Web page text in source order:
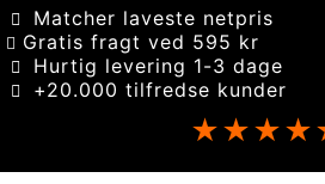
Matcher laveste netpris
Gratis fragt ved 595 kr
Hurtig levering 1-3 dage
+20.000 tilfredse kunder